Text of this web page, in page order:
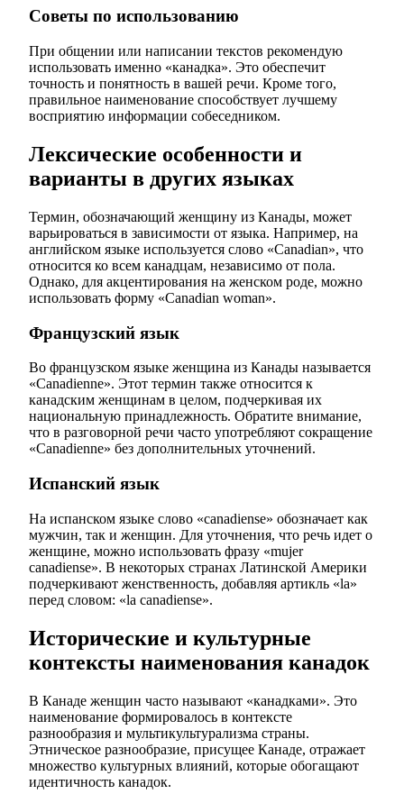
Советы по использованию
При общении или написании текстов рекомендую
использовать именно «канадка». Это обеспечит
точность и понятность в вашей речи. Кроме того,
правильное наименование способствует лучшему
восприятию информации собеседником.
Лексические особенности и
варианты в других языках
Термин, обозначающий женщину из Канады, может
варьироваться в зависимости от языка. Например, на
английском языке используется слово «Canadian», что
относится ко всем канадцам, независимо от пола.
Однако, для акцентирования на женском роде, можно
использовать форму «Canadian woman».
Французский язык
Во французском языке женщина из Канады называется
«Canadienne». Этот термин также относится к
канадским женщинам в целом, подчеркивая их
национальную принадлежность. Обратите внимание,
что в разговорной речи часто употребляют сокращение
«Canadienne» без дополнительных уточнений.
Испанский язык
На испанском языке слово «canadiense» обозначает как
мужчин, так и женщин. Для уточнения, что речь идет о
женщине, можно использовать фразу «mujer
canadiense». В некоторых странах Латинской Америки
подчеркивают женственность, добавляя артикль «la»
перед словом: «la canadiense».
Исторические и культурные
контексты наименования канадок
В Канаде женщин часто называют «канадками». Это
наименование формировалось в контексте
разнообразия и мультикультурализма страны.
Этническое разнообразие, присущее Канаде, отражает
множество культурных влияний, которые обогащают
идентичность канадок.